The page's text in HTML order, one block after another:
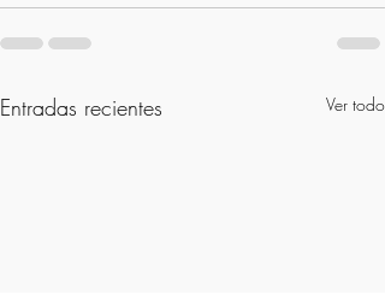
Entradas recientes Ver todo